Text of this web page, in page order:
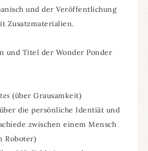
und der Veröffentlichung
Zusatzmaterialien.
und Titel der Wonder Ponder
(über Grausamkeit)
die persönliche Identiät und
zwischen einem Mensch
Roboter)